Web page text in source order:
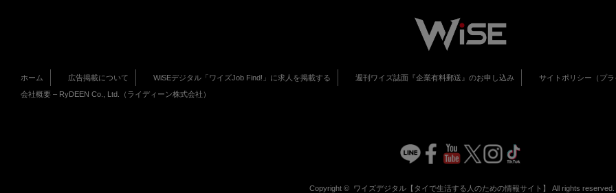
ホーム 広告掲載について WiSEデジタル「ワイズJob Find!」に求人を掲載する 週刊ワイズ誌面『企業有料郵送』のお申し込み
サイトポリシー（プ
会社概要 – RyDEEN Co., Ltd.（ライディーン株式会社）
Copyright © ワイズデジタル【タイで生活する人のための情報サイト】 All rights reserved.